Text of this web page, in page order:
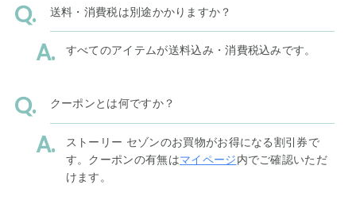
送料・消費税は別途かかりますか？
すべてのアイテムが送料込み・消費税込みです。
クーポンとは何ですか？
ストーリー セゾンのお買物がお得になる割引券で
す。クーポンの有無はマイページ内でご確認いただ
けます。